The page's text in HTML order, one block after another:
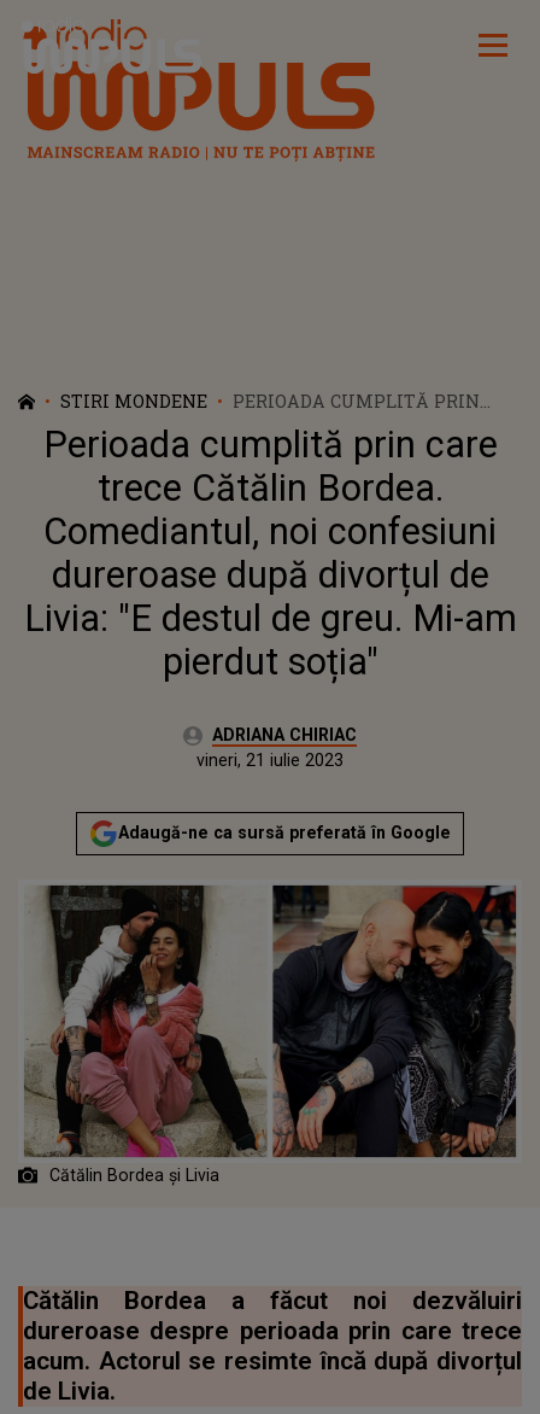
Radio Impuls
STIRI MONDENE
PERIOADA CUMPLITĂ PRIN
CARE TRECE CĂTĂLIN BORDEA.
COMEDIANTUL, NOI
CONFESIUNI DUREROASE DUPĂ
DIVORȚUL DE LIVIA: "E DESTUL
DE GREU. MI-AM PIERDUT
SOȚIA"
Perioada cumplită prin care
trece Cătălin Bordea.
Comediantul, noi confesiuni
dureroase după divorțul de
Livia: "E destul de greu. Mi-am
pierdut soția"
Autor:ADRIANA CHIRIAC
Actualizat:
vineri, 21 iulie 2023
Adaugă-ne ca sursă preferată în Google
Cătălin Bordea și Livia
Cătălin Bordea a făcut noi dezvăluiri
dureroase despre perioada prin care trece
acum. Actorul se resimte încă după divorțul
de Livia.